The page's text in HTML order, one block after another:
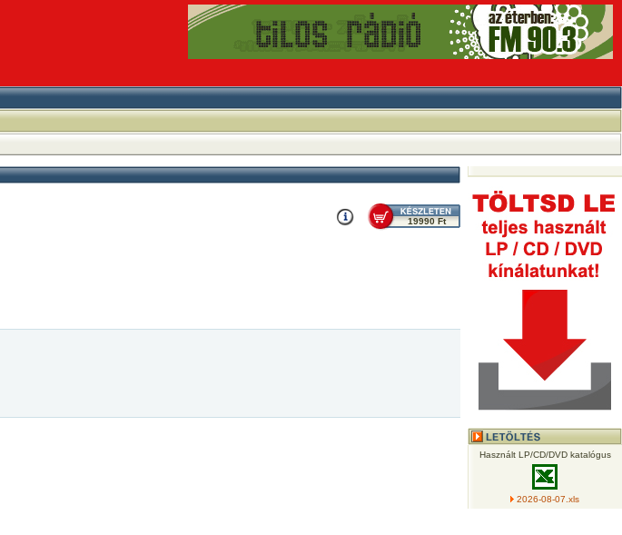
19990 Ft
Használt LP/CD/DVD katalógus
2026-08-07.xls